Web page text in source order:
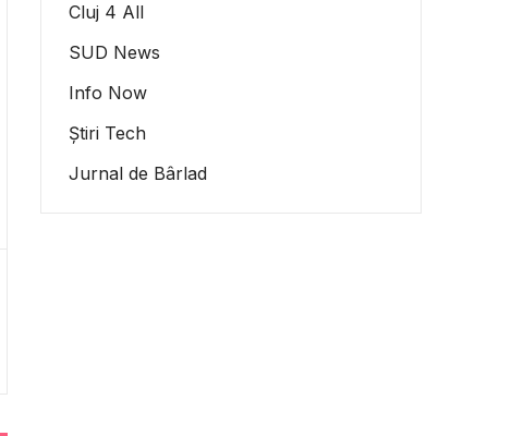
Cluj 4 All
SUD News
Info Now
Știri Tech
Jurnal de Bârlad